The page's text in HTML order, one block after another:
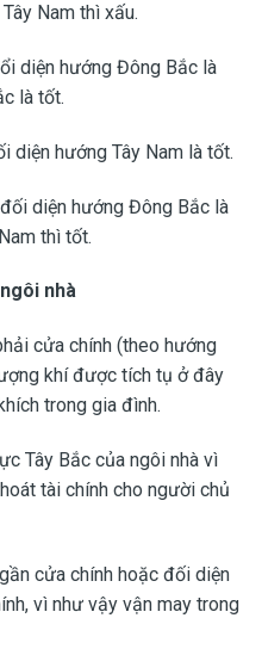
Nam thì xấu.
diện hướng Đông Bắc là
là tốt.
diện hướng Tây Nam là tốt.
diện hướng Đông Bắc là
thì tốt.
nhà
cửa chính (theo hướng
khí được tích tụ ở đây
trong gia đình.
Tây Bắc của ngôi nhà vì
tài chính cho người chủ
cửa chính hoặc đối diện
vì như vậy vận may trong